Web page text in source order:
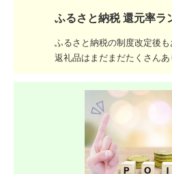
ふるさと納税 還元率ラ
ふるさと納税の制度改定後も
返礼品はまだまだたくさんあ